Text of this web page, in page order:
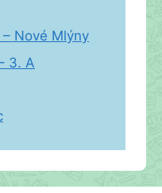
Nové Mlýny
3. A